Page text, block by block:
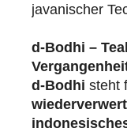
javanischer
d-Bodhi –
d-Bodhi steht